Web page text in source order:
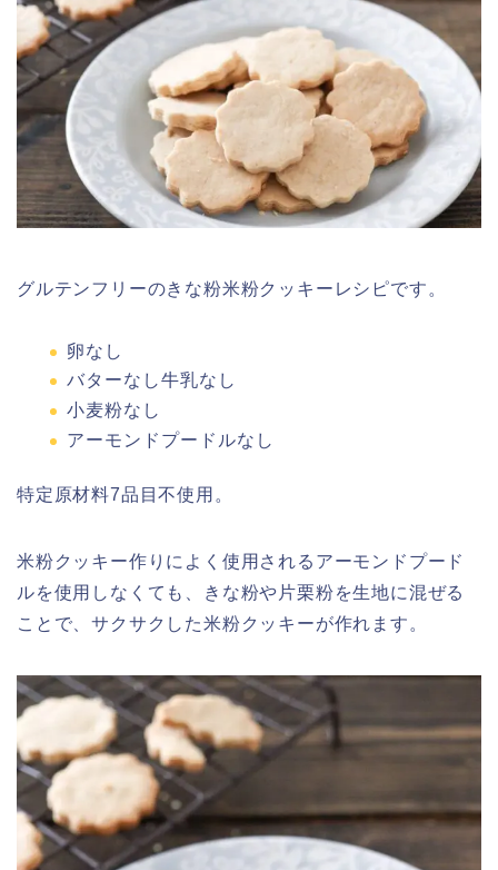
グルテンフリーのきな粉米粉クッキーレシピです。
卵なし
バターなし牛乳なし
小麦粉なし
アーモンドプードルなし
特定原材料7品目不使用。
米粉クッキー作りによく使用されるアーモンドプード
ルを使用しなくても、きな粉や片栗粉を生地に混ぜる
ことで、サクサクした米粉クッキーが作れます。